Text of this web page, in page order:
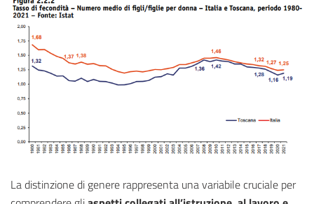
La distinzione di genere rappresenta una variabile cruciale per